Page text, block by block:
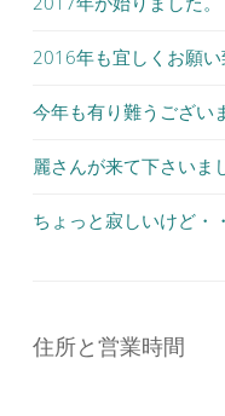
2016年も宜しくお願い
今年も有り難うござい
麗さんが来て下さいま
ちょっと寂しいけど・
住所と営業時間